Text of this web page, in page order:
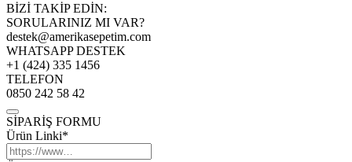
BİZİ TAKİP EDİN:
SORULARINIZ MI VAR?
destek@amerikasepetim.com
WHATSAPP DESTEK
+1 (424) 335 1456
TELEFON
0850 242 58 42
SİPARİŞ FORMU
Ürün Linki*